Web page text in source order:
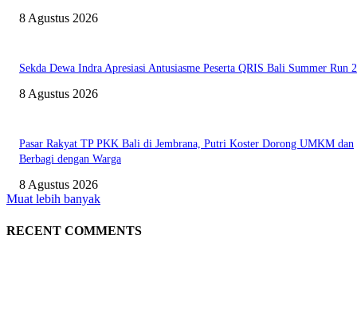
8 Agustus 2026
Sekda Dewa Indra Apresiasi Antusiasme Peserta QRIS Bali Summer Run
8 Agustus 2026
Pasar Rakyat TP PKK Bali di Jembrana, Putri Koster Dorong UMKM dan
Berbagi dengan Warga
8 Agustus 2026
Muat lebih banyak
RECENT COMMENTS